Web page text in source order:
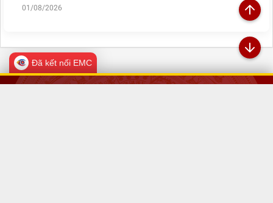
01/08/2026
Đã kết nối EMC